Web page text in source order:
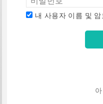
내 사용자 이름 및 암